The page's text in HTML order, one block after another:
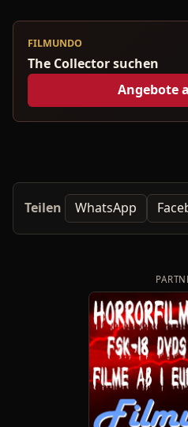
FILMUNDO
The Collector suchen
Angebote
Teilen WhatsApp